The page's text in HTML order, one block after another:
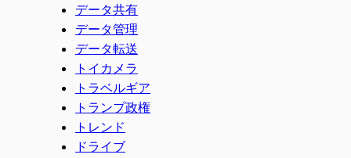
データ共有
データ管理
データ転送
トイカメラ
トラベルギア
トランプ政権
トレンド
ドライブ